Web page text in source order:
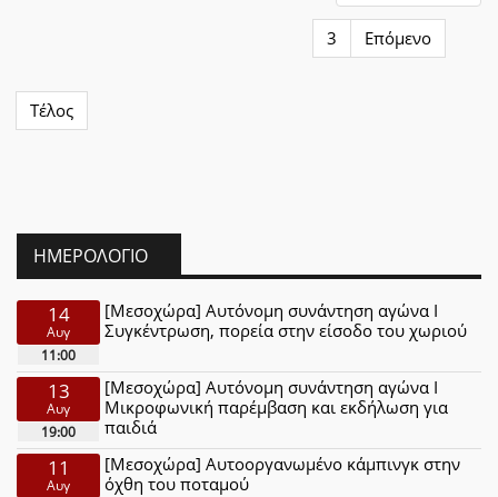
3 Επόμενο
Τέλος
ΗΜΕΡΟΛΌΓΙΟ
14
Αυγ
11:00
[Μεσοχώρα] Αυτόνομη συνάντηση αγώνα Ι
Συγκέντρωση, πορεία στην είσοδο του χωριού
13
Αυγ
19:00
[Μεσοχώρα] Αυτόνομη συνάντηση αγώνα Ι
Μικροφωνική παρέμβαση και εκδήλωση για
παιδιά
11
Αυγ
[Μεσοχώρα] Αυτοοργανωμένο κάμπινγκ στην
όχθη του ποταμού